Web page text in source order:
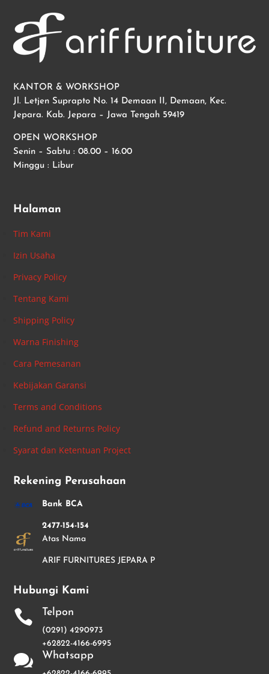
KANTOR & WORKSHOP
Jl. Letjen Suprapto No. 14 Demaan II, Demaan, Kec.
Jepara. Kab. Jepara – Jawa Tengah 59419
OPEN WORKSHOP
Senin – Sabtu : 08.00 – 16.00
Minggu : Libur
Halaman
Tim Kami
Izin Usaha
Privacy Policy
Tentang Kami
Shipping Policy
Warna Finishing
Cara Pemesanan
Kebijakan Garansi
Terms and Conditions
Refund and Returns Policy
Syarat dan Ketentuan Project
Rekening Perusahaan
Bank BCA
2477-154-154
Atas Nama
ARIF FURNITURES JEPARA P
Hubungi Kami
 Telpon
(0291) 4290973
+62822-4166-6995
 Whatsapp